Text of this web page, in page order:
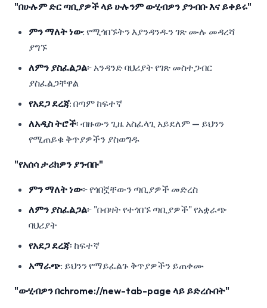
"በሁሉም ድር ጣቢያዎች ላይ ሁሉንም ውሂብዎን ያንብቡ እና ይቀይሩ"
ምን ማለት ነው: የሚጎበኙትን እያንዳንዱን ገጽ ሙሉ መዳረሻ
ያግኙ
ለምን ያስፈልጋል፦ አንዳንድ ባህሪያት የገጽ መስተጋብር
ያስፈልጋቸዋል
የአደጋ ደረጃ: በጣም ከፍተኛ
ለአዲስ ትሮች፡ ብዙውን ጊዜ አስፈላጊ አይደለም — ይህንን
የሚጠይቁ ቅጥያዎችን ያስወግዱ
"የአሰሳ ታሪክዎን ያንብቡ"
ምን ማለት ነው፦ የጎበኟቸውን ጣቢያዎች መድረስ
ለምን ያስፈልጋል፦ "በብዛት የተጎበኙ ጣቢያዎች" የአቋራጭ
ባህሪያት
የአደጋ ደረጃ፡ ከፍተኛ
አማራጭ: ይህንን የማይፈልጉ ቅጥያዎችን ይጠቀሙ
"ውሂብዎን በchrome://new-tab-page ላይ ይድረሱበት"